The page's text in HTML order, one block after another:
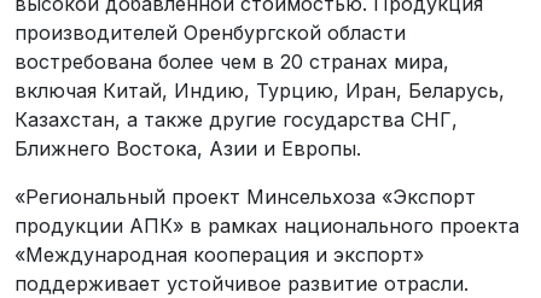
производителей Оренбургской области
востребована более чем в 20 странах мира,
включая Китай, Индию, Турцию, Иран, Беларусь,
Казахстан, а также другие государства СНГ,
Ближнего Востока, Азии и Европы.
«Региональный проект Минсельхоза «Экспорт
продукции АПК» в рамках национального проекта
«Международная кооперация и экспорт»
поддерживает устойчивое развитие отрасли.